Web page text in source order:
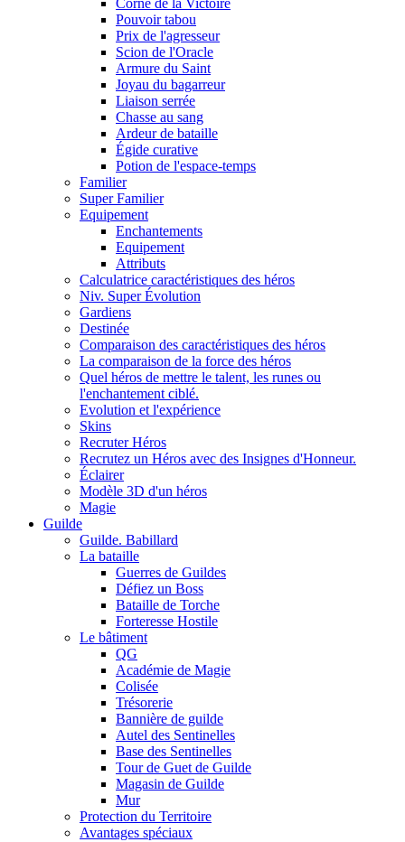
Corne de la Victoire
Pouvoir tabou
Prix de l'agresseur
Scion de l'Oracle
Armure du Saint
Joyau du bagarreur
Liaison serrée
Chasse au sang
Ardeur de bataille
Égide curative
Potion de l'espace-temps
Familier
Super Familier
Equipement
Enchantements
Equipement
Attributs
Calculatrice caractéristiques des héros
Niv. Super Évolution
Gardiens
Destinée
Comparaison des caractéristiques des héros
La comparaison de la force des héros
Quel héros de mettre le talent, les runes ou
l'enchantement ciblé.
Evolution et l'expérience
Skins
Recruter Héros
Recrutez un Héros avec des Insignes d'Honneur.
Éclairer
Modèle 3D d'un héros
Magie
Guilde
Guilde. Babillard
La bataille
Guerres de Guildes
Défiez un Boss
Bataille de Torche
Forteresse Hostile
Le bâtiment
QG
Académie de Magie
Colisée
Trésorerie
Bannière de guilde
Autel des Sentinelles
Base des Sentinelles
Tour de Guet de Guilde
Magasin de Guilde
Mur
Protection du Territoire
Avantages spéciaux